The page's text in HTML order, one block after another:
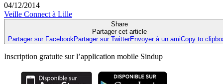
04/12/2014
Veille Connect à Lille
Share
Partager cet article
Partager sur Facebook Partager sur TwitterEnvoyer à un amiCopy to
Inscription gratuite sur l’application mobile Sindup